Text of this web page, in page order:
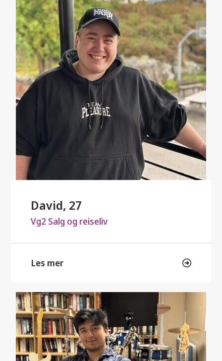
David, 27
Vg2 Salg og reiseliv
Les mer